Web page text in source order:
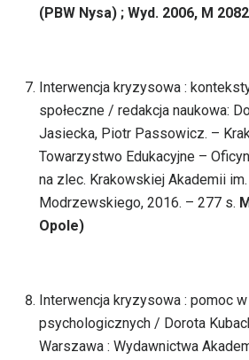
(PBW Nysa) ; Wyd. 2006, M
Interwencja kryzysowa :
społeczne / redakcja naukowa:
Jasiecka, Piotr Passowicz. –
Towarzystwo Edukacyjne –
na zlec. Krakowskiej Akademii
Modrzewskiego, 2016. – 277 s.
Opole)
Interwencja kryzysowa : pomoc
psychologicznych / Dorota
Warszawa : Wydawnictwa